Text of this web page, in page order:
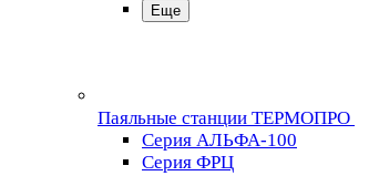
Еще
Паяльные станции ТЕРМОПРО
Серия АЛЬФА-100
Серия ФРЦ